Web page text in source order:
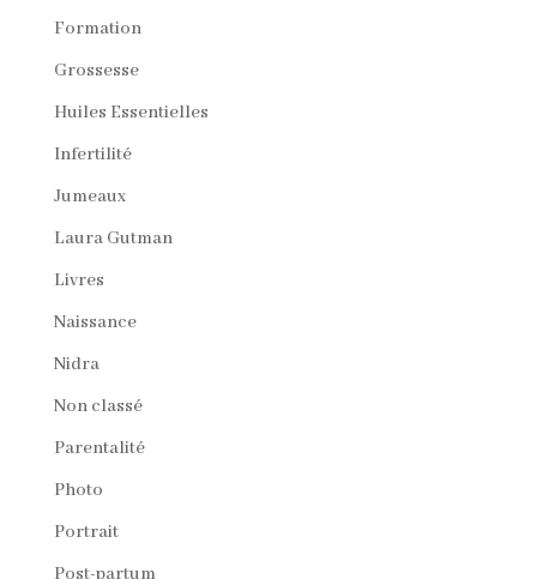
Formation
Grossesse
Huiles Essentielles
Infertilité
Jumeaux
Laura Gutman
Livres
Naissance
Nidra
Non classé
Parentalité
Photo
Portrait
Post-partum